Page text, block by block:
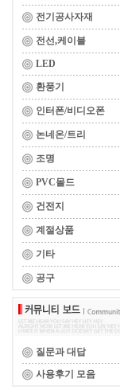
전기공사자재
전선,케이블
LED
환풍기
인터폰/비디오폰
논네온/트리
조명
PVC몰드
건전지
계절상품
기타
공구
질문과 대답
사용후기 모음